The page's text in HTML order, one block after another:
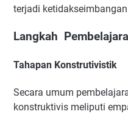
terjadi
Langkah
Tahapan Konstrutivistik
Secara umum
konstruktivis meliputi